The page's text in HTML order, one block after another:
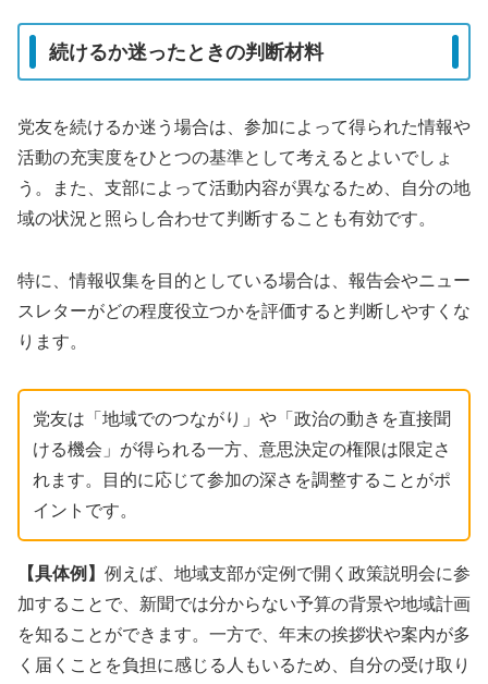
続けるか迷ったときの判断材料
党友を続けるか迷う場合は、参加によって得られた情報や
活動の充実度をひとつの基準として考えるとよいでしょ
う。また、支部によって活動内容が異なるため、自分の地
域の状況と照らし合わせて判断することも有効です。
特に、情報収集を目的としている場合は、報告会やニュー
スレターがどの程度役立つかを評価すると判断しやすくな
ります。
党友は「地域でのつながり」や「政治の動きを直接聞
ける機会」が得られる一方、意思決定の権限は限定さ
れます。目的に応じて参加の深さを調整することがポ
イントです。
【具体例】 例えば、地域支部が定例で開く政策説明会に参
加することで、新聞では分からない予算の背景や地域計画
を知ることができます。一方で、年末の挨拶状や案内が多
く届くことを負担に感じる人もいるため、自分の受け取り